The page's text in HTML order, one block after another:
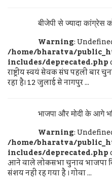
बीजेपी से ज्यादा कांग्रेस
Warning:
/home/bharatva/
includes/deprecated.php
राष्ट्रीय स्वयं सेवक संघ पहली बार
रहा है। 12 जुलाई से नागपुर ...
भाजपा और मोदी के आगे
Warning:
/home/bharatva/
includes/deprecated.php
आने वाले लोकसभा चुनाव भाजपा
संशय नहीं रह गया है । गोवा ...